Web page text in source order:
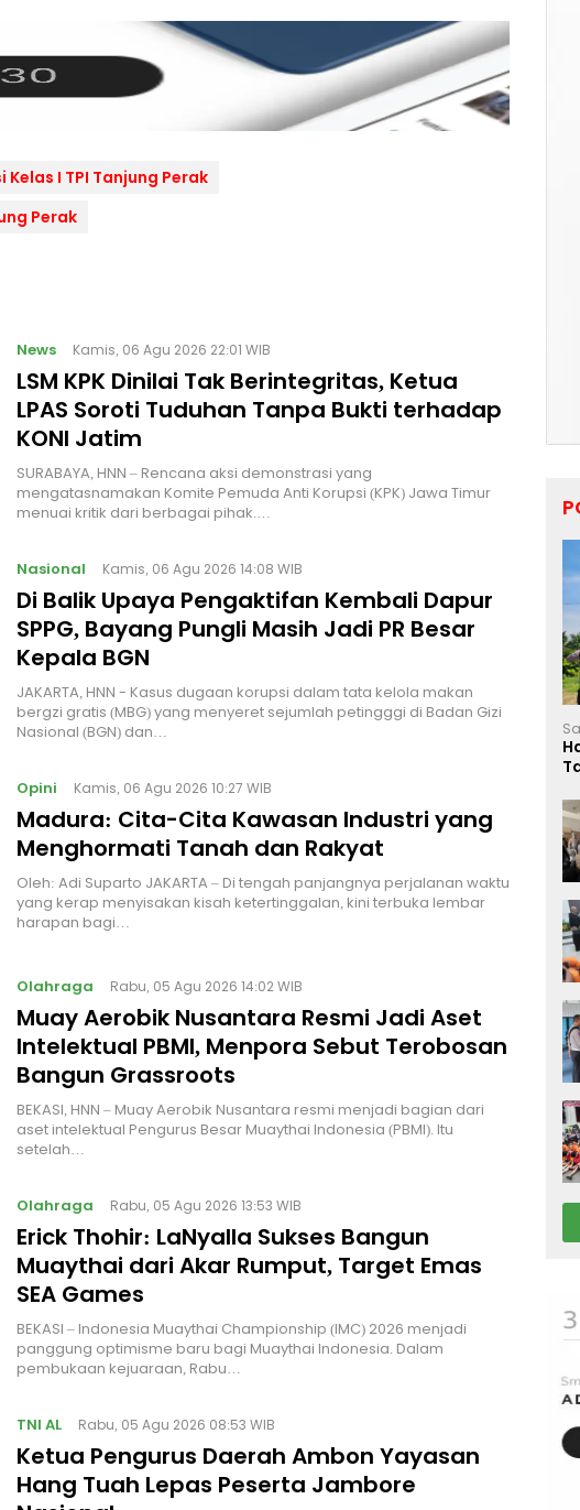
I TPI Tanjung Perak
Perak
News Kamis, 06 Agu 2026 22:01 WIB
LSM KPK Dinilai Tak Berintegritas, Ketua
LPAS Soroti Tuduhan Tanpa Bukti terhadap
KONI Jatim
SURABAYA, HNN – Rencana aksi demonstrasi yang
mengatasnamakan Komite Pemuda Anti Korupsi (KPK) Jawa Timur
menuai kritik dari berbagai pihak.…
Nasional Kamis, 06 Agu 2026 14:08 WIB
Di Balik Upaya Pengaktifan Kembali Dapur
SPPG, Bayang Pungli Masih Jadi PR Besar
Kepala BGN
JAKARTA, HNN - Kasus dugaan korupsi dalam tata kelola makan
bergzi gratis (MBG) yang menyeret sejumlah petingggi di Badan Gizi
Nasional (BGN) dan…
Opini Kamis, 06 Agu 2026 10:27 WIB
Madura: Cita-Cita Kawasan Industri yang
Menghormati Tanah dan Rakyat
Oleh: Adi Suparto JAKARTA – Di tengah panjangnya perjalanan waktu
yang kerap menyisakan kisah ketertinggalan, kini terbuka lembar
harapan bagi…
Olahraga Rabu, 05 Agu 2026 14:02 WIB
Muay Aerobik Nusantara Resmi Jadi Aset
Intelektual PBMI, Menpora Sebut Terobosan
Bangun Grassroots
BEKASI, HNN – Muay Aerobik Nusantara resmi menjadi bagian dari
aset intelektual Pengurus Besar Muaythai Indonesia (PBMI). Itu
setelah…
Olahraga Rabu, 05 Agu 2026 13:53 WIB
Erick Thohir: LaNyalla Sukses Bangun
Muaythai dari Akar Rumput, Target Emas
SEA Games
BEKASI – Indonesia Muaythai Championship (IMC) 2026 menjadi
panggung optimisme baru bagi Muaythai Indonesia. Dalam
pembukaan kejuaraan, Rabu…
TNI AL Rabu, 05 Agu 2026 08:53 WIB
Ketua Pengurus Daerah Ambon Yayasan
Hang Tuah Lepas Peserta Jambore